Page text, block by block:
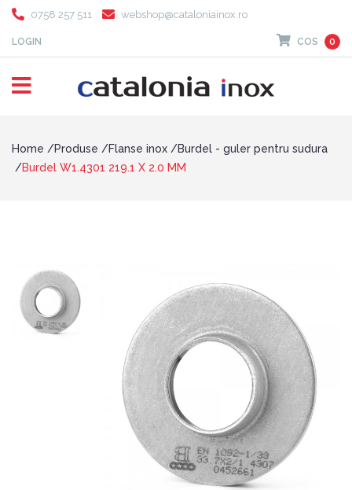
0758 257 511 webshop@cataloniainox.ro
LOGIN COS 0
Home Produse Flanse inox
Burdel - guler pentru sudura
Burdel W1.4301 219.1 X 2.0 MM